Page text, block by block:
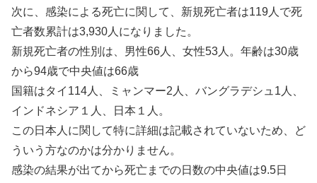
次に、感染による死亡に関して、新規死亡者は119人で死
亡者数累計は3,930人になりました。
新規死亡者の性別は、男性66人、女性53人。年齢は30歳
から94歳で中央値は66歳
国籍はタイ114人、ミャンマー2人、バングラデシュ1人、
インドネシア１人、日本１人。
この日本人に関して特に詳細は記載されていないため、ど
ういう方なのかは分かりません。
感染の結果が出てから死亡までの日数の中央値は9.5日